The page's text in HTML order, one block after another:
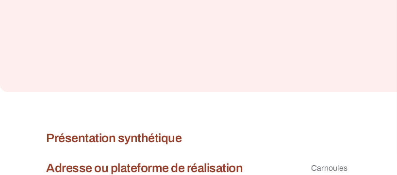
Présentation synthétique
Adresse ou plateforme de réalisation
Carnoules